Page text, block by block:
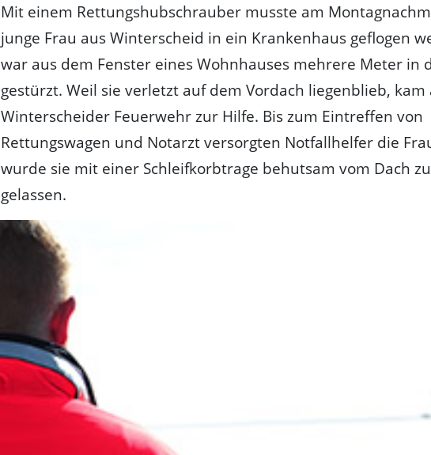
Mit einem Rettungshubschrauber musste am
junge Frau aus Winterscheid in ein Krankenhaus geflogen
war aus dem Fenster eines Wohnhauses mehrere Meter in
gestürzt. Weil sie verletzt auf dem Vordach liegenblieb, kam
Winterscheider Feuerwehr zur Hilfe. Bis zum Eintreffen von
Rettungswagen und Notarzt versorgten Notfallhelfer die
wurde sie mit einer Schleifkorbtrage behutsam vom Dach
gelassen.